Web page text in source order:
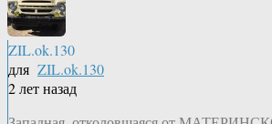
ZIL.ok.130
для ZIL.ok.130
2 лет назад